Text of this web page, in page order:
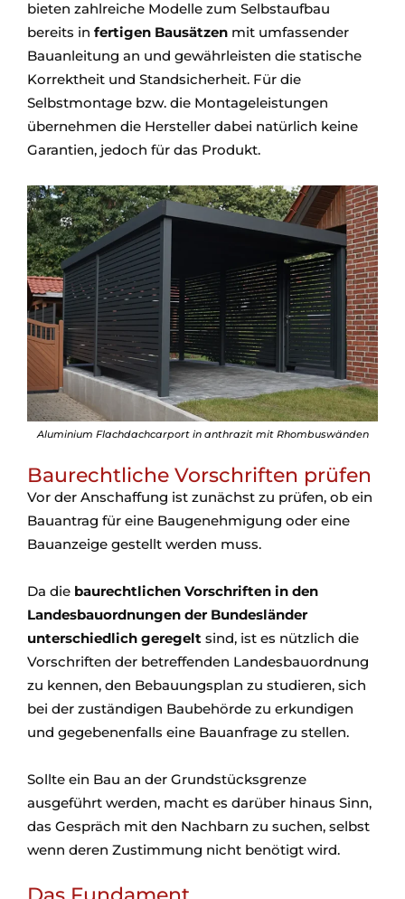
bieten zahlreiche Modelle zum Selbstaufbau
bereits in fertigen Bausätzen mit umfassender
Bauanleitung an und gewährleisten die statische
Korrektheit und Standsicherheit. Für die
Selbstmontage bzw. die Montageleistungen
übernehmen die Hersteller dabei natürlich keine
Garantien, jedoch für das Produkt.
Aluminium Flachdachcarport in anthrazit mit Rhombuswänden
Baurechtliche Vorschriften prüfen
Vor der Anschaffung ist zunächst zu prüfen, ob ein
Bauantrag für eine Baugenehmigung oder eine
Bauanzeige gestellt werden muss.
Da die baurechtlichen Vorschriften in den
Landesbauordnungen der Bundesländer
unterschiedlich geregelt sind, ist es nützlich die
Vorschriften der betreffenden Landesbauordnung
zu kennen, den Bebauungsplan zu studieren, sich
bei der zuständigen Baubehörde zu erkundigen
und gegebenenfalls eine Bauanfrage zu stellen.
Sollte ein Bau an der Grundstücksgrenze
ausgeführt werden, macht es darüber hinaus Sinn,
das Gespräch mit den Nachbarn zu suchen, selbst
wenn deren Zustimmung nicht benötigt wird.